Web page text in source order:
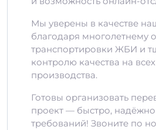
Мы уверены в качестве
благодаря многолетнему
транспортировки ЖБИ и
контролю качества на
производства.
Готовы организовать
проект — быстро, надёжно
требований! Звоните по